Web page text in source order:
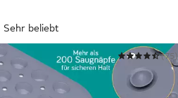
Sehr beliebt
DELLUXIA
Wanneneinlage Badewannenmatte
rutschfest für Kinder & Erwachsene
(75)